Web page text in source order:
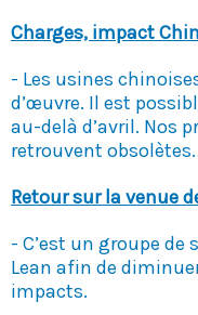
Charges, impact
- Les usines
d’œuvre. Il est
au-delà d’avril. Nos
retrouvent obsolètes.
Retour sur la venue
- C’est un groupe
Lean afin de
impacts.